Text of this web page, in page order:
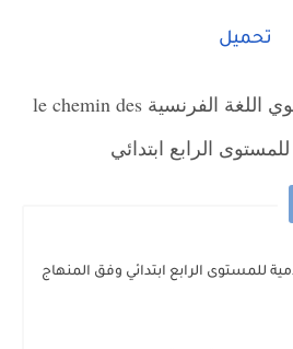
تحميل
تحميل التخطيط السنوي اللغة الفرنسية le chemin des
للمستوى الرابع ابتدائي وفق المنهاج